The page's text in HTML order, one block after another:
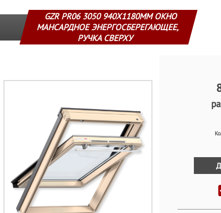
GZR PR06 3050 940Х1180ММ ОКНО
МАНСАРДНОЕ ЭНЕРГОСБЕРЕГАЮЩЕЕ,
РУЧКА СВЕРХУ